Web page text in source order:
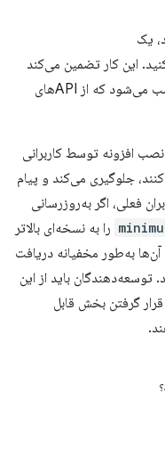
یک
این کار تضمین می‌کند
که افزونه فقط روی نسخه‌هایی از کروم نصب می‌شود که از APIهای
افزونه توسط کاربرانی
جلوگیری می‌کند و پیام
فعلی، اگر به‌روزرسانی
را به نسخه‌ای بالاتر
به‌طور مخفیانه دریافت
توسعه‌دهندگان باید از این
گرفتن بخش قابل